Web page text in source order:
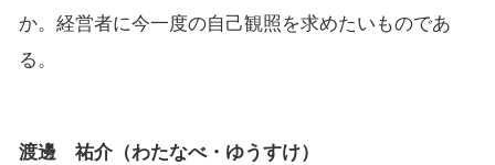
か。経営者に今一度の自己観照を求めたいものであ
る。
渡邊 祐介（わたなべ・ゆうすけ）